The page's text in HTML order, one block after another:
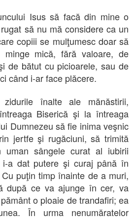
Isus să facă din mine o
să nu mă considere ca un
copiii se mulţumesc doar să
mică, fără valoare, de
de bătut cu picioarele, sau de
când i-ar face plăcere.
înalte ale mănăstirii,
Biserică şi la întreaga
Dumnezeu să fie inima veşnic
jertfe şi rugăciuni, să trimită
uman sângele curat al iubirii
a dat putere şi curaj până în
puţin timp înainte de a muri,
după ce va ajunge în cer, va
o ploaie de trandafiri; ea
În urma nenumăratelor